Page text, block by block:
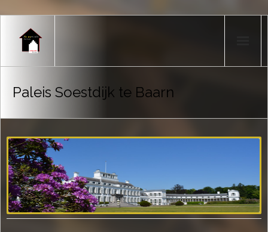
Nieuws
Over mij
Contact
Paleis Soestdijk te Baarn